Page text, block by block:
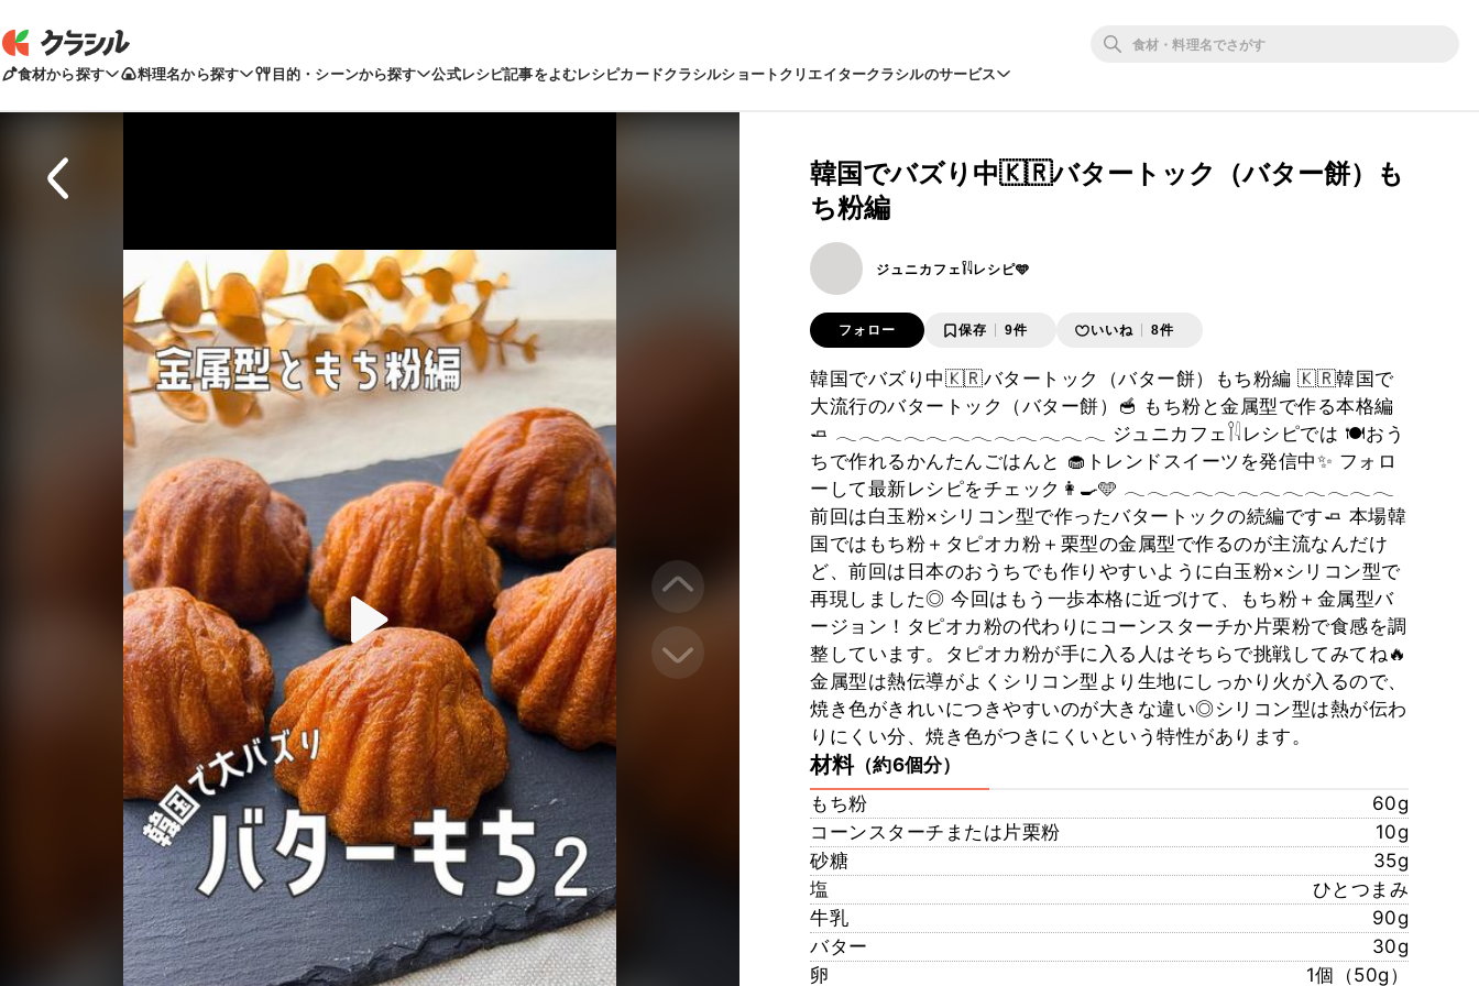
食材から探す 料理名から探す 目的・シーンから探す 公式レシピ記事をよむレシピカードクラシルショートクリエイタークラシルのサービス
韓国でバズり中🇰🇷バタートック（バター餅）も
ち粉編
ジュニカフェ𓌉𓇋レシピ🩵
フォロー 保存 9件 いいね 8件
韓国でバズり中🇰🇷バタートック（バター餅）もち粉編 🇰🇷韓国で
大流行のバタートック（バター餅）🥣 もち粉と金属型で作る本格編
🧈 𓂃𓂃𓂃𓂃𓂃𓂃𓂃𓂃𓂃𓂃𓂃𓂃 ジュニカフェ𓌉𓇋レシピでは 🍽️おう
ちで作れるかんたんごはんと 🧁トレンドスイーツを発信中✨ フォロ
ーして最新レシピをチェック👩‍🍳🩵 𓂃𓂃𓂃𓂃𓂃𓂃𓂃𓂃𓂃𓂃𓂃𓂃
前回は白玉粉×シリコン型で作ったバタートックの続編です🧈 本場韓
国ではもち粉＋タピオカ粉＋栗型の金属型で作るのが主流なんだけ
ど、前回は日本のおうちでも作りやすいように白玉粉×シリコン型で
再現しました◎ 今回はもう一歩本格に近づけて、もち粉＋金属型バ
ージョン！タピオカ粉の代わりにコーンスターチか片栗粉で食感を調
整しています。タピオカ粉が手に入る人はそちらで挑戦してみてね🔥
金属型は熱伝導がよくシリコン型より生地にしっかり火が入るので、
焼き色がきれいにつきやすいのが大きな違い◎シリコン型は熱が伝わ
りにくい分、焼き色がつきにくいという特性があります。
材料（約6個分）
もち粉
60g
コーンスターチまたは片栗粉
10g
砂糖
35g
塩
ひとつまみ
牛乳
90g
バター
30g
卵
1個（50g）